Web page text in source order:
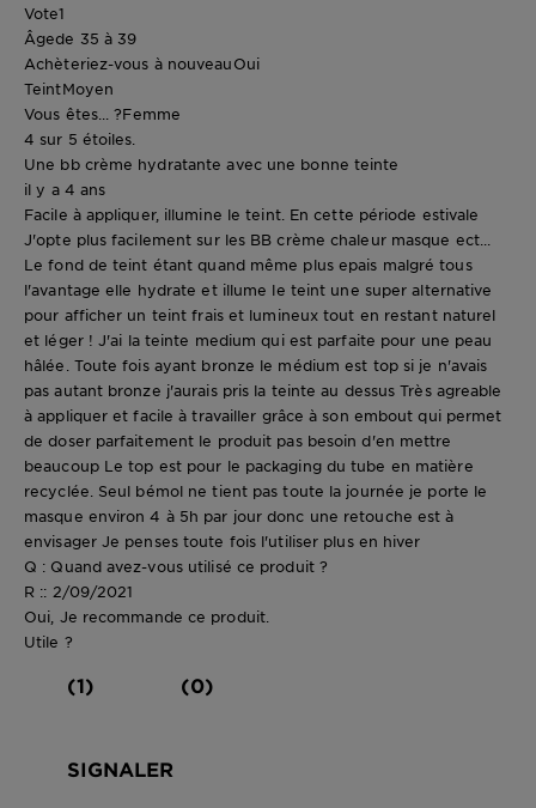
Vote1
Âgede 35 à 39
Achèteriez-vous à nouveauOui
TeintMoyen
Vous êtes... ?Femme
4 sur 5 étoiles.
Une bb crème hydratante avec une bonne teinte
il y a 4 ans
Facile à appliquer, illumine le teint. En cette période estivale
J'opte plus facilement sur les BB crème chaleur masque ect...
Le fond de teint étant quand même plus epais malgré tous
l'avantage elle hydrate et illume le teint une super alternative
pour afficher un teint frais et lumineux tout en restant naturel
et léger ! J'ai la teinte medium qui est parfaite pour une peau
hâlée. Toute fois ayant bronze le médium est top si je n'avais
pas autant bronze j'aurais pris la teinte au dessus Très agreable
à appliquer et facile à travailler grâce à son embout qui permet
de doser parfaitement le produit pas besoin d'en mettre
beaucoup Le top est pour le packaging du tube en matière
recyclée. Seul bémol ne tient pas toute la journée je porte le
masque environ 4 à 5h par jour donc une retouche est à
envisager Je penses toute fois l'utiliser plus en hiver
Q : Quand avez-vous utilisé ce produit ?
R :: 2/09/2021
Oui, Je recommande ce produit.
Utile ?
(1) (0)
SIGNALER